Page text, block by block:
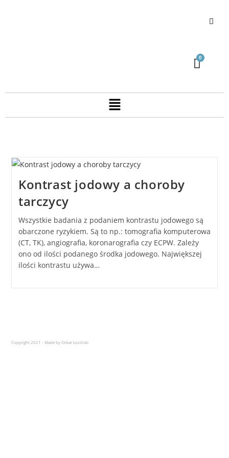
Kontrast jodowy a choroby
tarczycy
Wszystkie badania z podaniem kontrastu jodowego są
obarczone ryzykiem. Są to np.: tomografia komputerowa
(CT, TK), angiografia, koronarografia czy ECPW. Zależy
ono od ilości podanego środka jodowego. Największej
ilości kontrastu używa…
Copyright 2021 - Made by Oskar Łoziński